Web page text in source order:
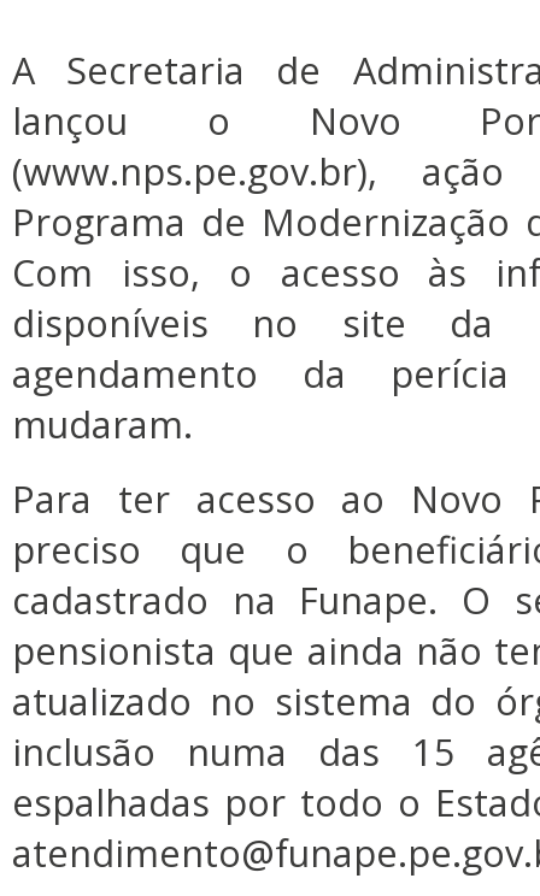
A Secretaria de
lançou o Novo
(www.nps.pe.gov.br),
Programa de Modernização
Com isso, o acesso às
disponíveis no site da
agendamento da
mudaram.
Para ter acesso ao Novo
preciso que o
cadastrado na Funape. O
pensionista que ainda não
atualizado no sistema do
inclusão numa das 15
espalhadas por todo o